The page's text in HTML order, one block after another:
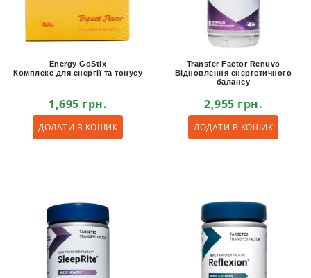
Energy GoStix
Комплекс для енергії та тонусу
1,695 грн.
ДОДАТИ В КОШИК
Transfer Factor Renuvo
Відновлення енергетичного
балансу
2,955 грн.
ДОДАТИ В КОШИК